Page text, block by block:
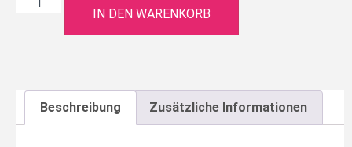
IN DEN WARENKORB
Beschreibung Zusätzliche Informationen